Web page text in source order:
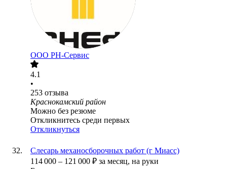
ООО РН-Сервис
4.1
•
253 отзыва
Краснокамский район
Можно без резюме
Откликнитесь среди первых
Откликнуться
Слесарь механосборочных работ (г Миасс)
114 000 – 121 000 ₽ за месяц, на руки